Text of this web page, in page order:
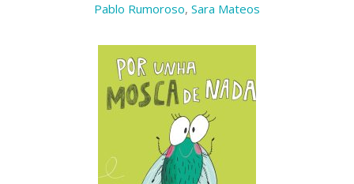
Pablo Rumoroso, Sara Mateos